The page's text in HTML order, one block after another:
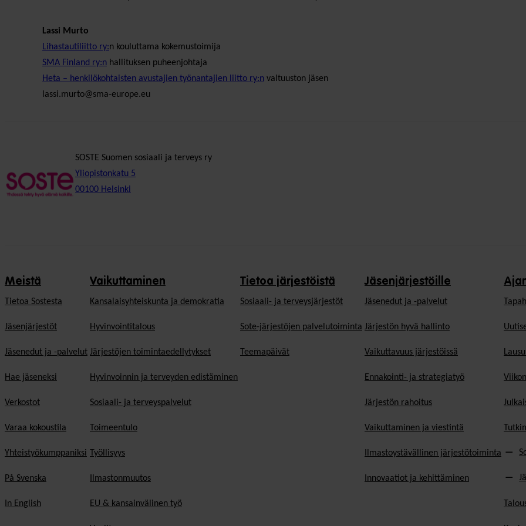
Lassi Murto
Lihastautiliitto ry:n kouluttama kokemustoimija
SMA Finland ry:n hallituksen puheenjohtaja
Heta – henkilökohtaisten avustajien työnantajien liitto ry:n valtuuston jäsen
lassi.murto@sma-europe.eu
SOSTE Suomen sosiaali ja terveys ry
Yliopistonkatu 5
00100 Helsinki
Meistä
Tietoa Sostesta
Jäsenjärjestöt
Jäsenedut ja -palvelut
Hae jäseneksi
Verkostot
Varaa kokoustila
Yhteistyökumppaniksi
På Svenska
In English
Vaikuttaminen
Kansalaisyhteiskunta ja demokratia
Hyvinvointitalous
Järjestöjen toimintaedellytykset
Hyvinvoinnin ja terveyden edistäminen
Sosiaali- ja terveyspalvelut
Toimeentulo
Työllisyys
Ilmastonmuutos
EU & kansainvälinen työ
Tietoa järjestöistä
Sosiaali- ja terveysjärjestöt
Sote-järjestöjen palvelutoiminta
Teemapäivät
Jäsenjärjestöille
Jäsen­edut ja -palvelut
Järjestön hyvä hallinto
Vaikuttavuus järjestöissä
Ennakointi- ja strategiatyö
Järjestön rahoitus
Vaikuttaminen ja viestintä
Ilmastoystävällinen järjestötoiminta
Innovaatiot ja kehittäminen